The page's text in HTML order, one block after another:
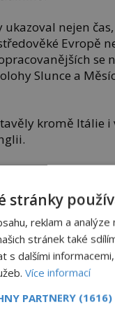
nejen
Evropě
se
Slunce a
kromě Itálie i
mistr
dodal
Jan Šindel
i jako lékař
.
z tehdy
stránky
reklam a
stránek také
s dalšími
Více informací
PARTNERY